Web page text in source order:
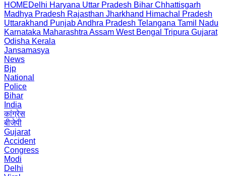
HOMEDelhi Haryana Uttar Pradesh Bihar Chhattisgarh
Madhya Pradesh Rajasthan Jharkhand Himachal Pradesh
Uttarakhand PunjabAndhra Pradesh Telangana Tamil Nadu
Karnataka Maharashtra Assam West Bengal Tripura Gujarat
Odisha Kerala
Jansamasya
News
Bjp
National
Police
Bihar
India
कांग्रेस
बीजेपी
Gujarat
Accident
Congress
Modi
Delhi